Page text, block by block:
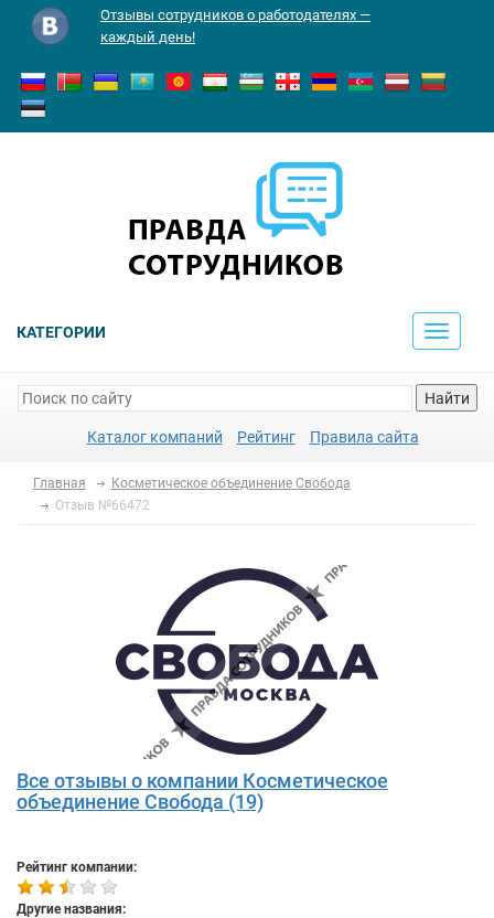
Отзывы сотрудников о работодателях —
каждый день!
КАТЕГОРИИ
Toggle
Найти
Каталог компаний Рейтинг Правила сайта
Главная
Косметическое объединение Свобода
Отзыв №66472
Все отзывы о компании Косметическое
объединение Свобода (19)
Рейтинг компании:
Другие названия: